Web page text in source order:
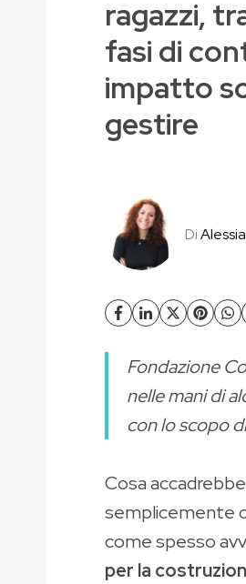
ragazzi,
fasi di
impatto
gestire
Di
Fondazione
nelle mani di
con lo scopo
Cosa
semplicemente
come spesso
per la